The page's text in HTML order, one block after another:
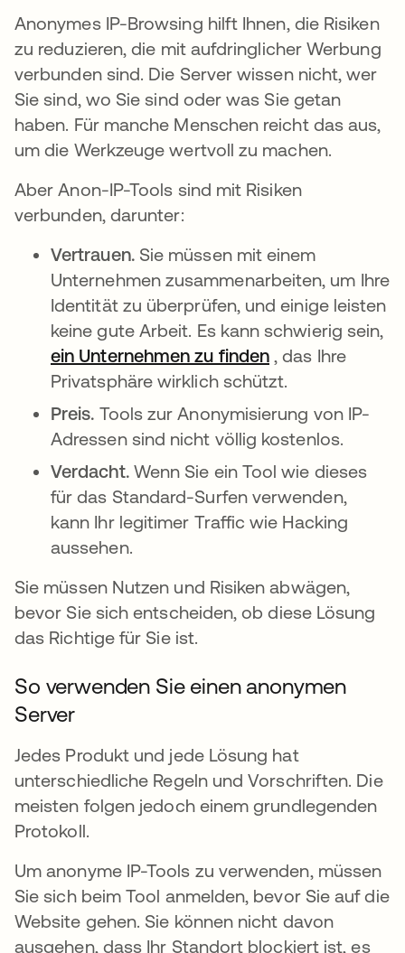
Anonymes IP-Browsing hilft Ihnen, die Risiken
zu reduzieren, die mit aufdringlicher Werbung
verbunden sind. Die Server wissen nicht, wer
Sie sind, wo Sie sind oder was Sie getan
haben. Für manche Menschen reicht das aus,
um die Werkzeuge wertvoll zu machen.
Aber Anon-IP-Tools sind mit Risiken
verbunden, darunter:
Vertrauen. Sie müssen mit einem
Unternehmen zusammenarbeiten, um Ihre
Identität zu überprüfen, und einige leisten
keine gute Arbeit. Es kann schwierig sein,
ein Unternehmen zu finden wird in einer
, das Ihre
Privatsphäre wirklich schützt.
Preis. Tools zur Anonymisierung von IP-
Adressen sind nicht völlig kostenlos.
Verdacht. Wenn Sie ein Tool wie dieses
für das Standard-Surfen verwenden,
kann Ihr legitimer Traffic wie Hacking
aussehen.
Sie müssen Nutzen und Risiken abwägen,
bevor Sie sich entscheiden, ob diese Lösung
das Richtige für Sie ist.
So verwenden Sie einen anonymen
Server
Jedes Produkt und jede Lösung hat
unterschiedliche Regeln und Vorschriften. Die
meisten folgen jedoch einem grundlegenden
Protokoll.
Um anonyme IP-Tools zu verwenden, müssen
Sie sich beim Tool anmelden, bevor Sie auf die
Website gehen. Sie können nicht davon
ausgehen, dass Ihr Standort blockiert ist, es